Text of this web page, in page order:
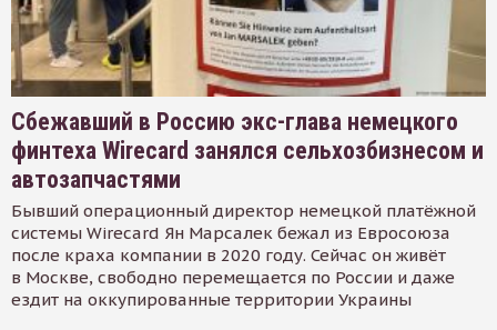
Сбежавший в Россию экс-глава немецкого
финтеха Wirecard занялся сельхозбизнесом и
автозапчастями
Бывший операционный директор немецкой платёжной
системы Wirecard Ян Марсалек бежал из Евросоюза
после краха компании в 2020 году. Сейчас он живёт
в Москве, свободно перемещается по России и даже
ездит на оккупированные территории Украины